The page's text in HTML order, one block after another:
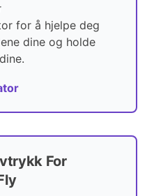
for å hjelpe deg
dine og holde
For